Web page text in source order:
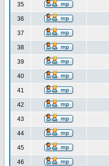
35
36
37
38
39
40
41
42
43
44
45
46